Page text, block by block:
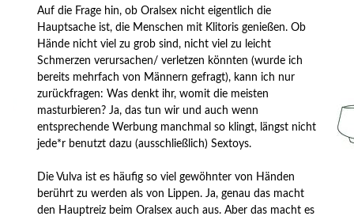
Auf die Frage hin, ob Oralsex nicht eigentlich die
Hauptsache ist, die Menschen mit Klitoris genießen. Ob
Hände nicht viel zu grob sind, nicht viel zu leicht
Schmerzen verursachen/ verletzen könnten (wurde ich
bereits mehrfach von Männern gefragt), kann ich nur
zurückfragen: Was denkt ihr, womit die meisten
masturbieren? Ja, das tun wir und auch wenn
entsprechende Werbung manchmal so klingt, längst nicht
jede*r benutzt dazu (ausschließlich) Sextoys.
Die Vulva ist es häufig so viel gewöhnter von Händen
berührt zu werden als von Lippen. Ja, genau das macht
den Hauptreiz beim Oralsex auch aus. Aber das macht es